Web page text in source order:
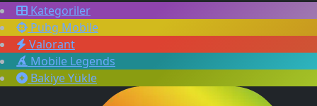
Kategoriler
Pubg Mobile
Valorant
Mobile Legends
Bakiye Yükle